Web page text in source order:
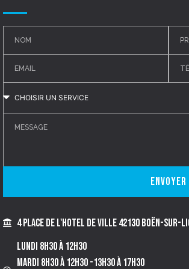
Envoyer
4 place de l'Hotel de Ville 42130 BOËN-SUR-
Lundi 8h30 à 12h30
Mardi 8h30 à 12h30 -13h30 à 17h30